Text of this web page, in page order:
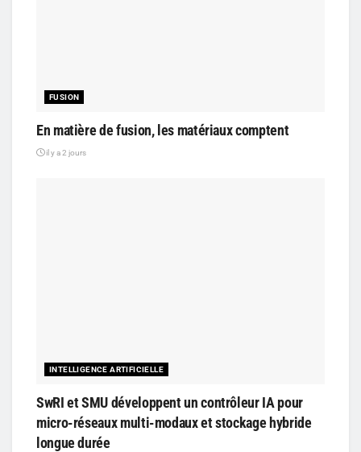
FUSION
En matière de fusion, les matériaux comptent
il y a 2 jours
INTELLIGENCE ARTIFICIELLE
SwRI et SMU développent un contrôleur IA pour
micro-réseaux multi-modaux et stockage hybride
longue durée